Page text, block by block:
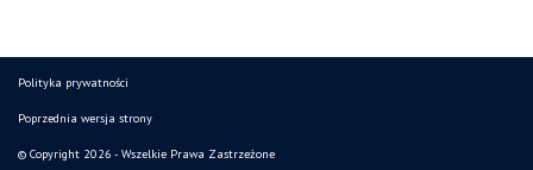
Polityka prywatności
Poprzednia wersja strony
© Copyright 2026 - Wszelkie Prawa Zastrzeżone